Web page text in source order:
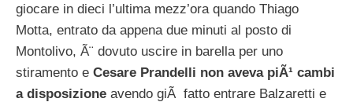
giocare in dieci l’ultima mezz’ora quando Thiago
Motta, entrato da appena due minuti al posto di
Montolivo, Ã¨ dovuto uscire in barella per uno
stiramento e Cesare Prandelli non aveva piÃ¹ cambi
a disposizione avendo giÃ fatto entrare Balzaretti e